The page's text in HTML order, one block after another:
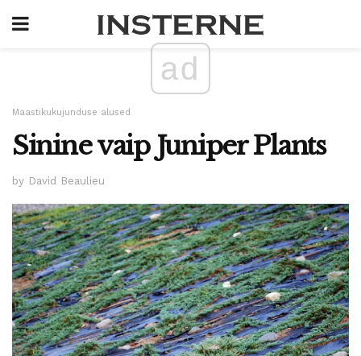
ad
Maastikukujunduse alused
Sinine vaip Juniper Plants
by David Beaulieu